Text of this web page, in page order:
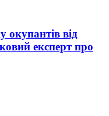
від
експерт про